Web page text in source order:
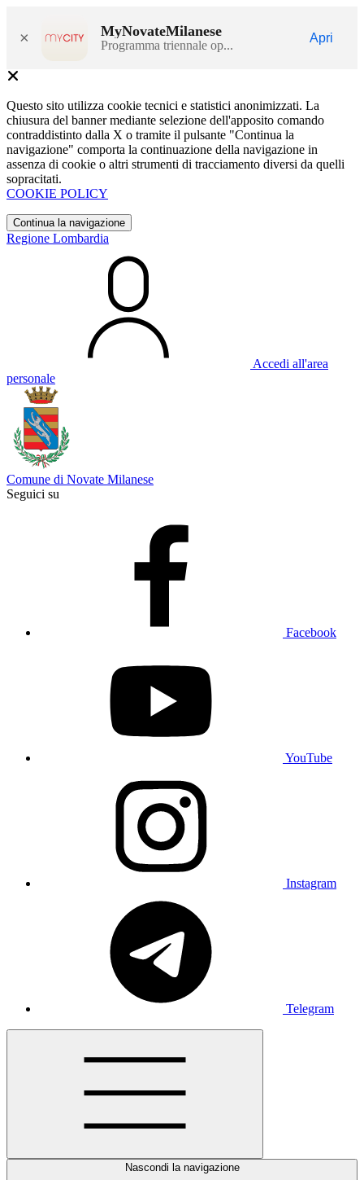
× MyNovateMilanese
Programma triennale op...
Apri
Questo sito utilizza cookie tecnici e statistici anonimizzati. La
chiusura del banner mediante selezione dell'apposito comando
contraddistinto dalla X o tramite il pulsante "Continua la
navigazione" comporta la continuazione della navigazione in
assenza di cookie o altri strumenti di tracciamento diversi da quelli
sopracitati.
COOKIE POLICY
Continua la navigazione
Regione Lombardia
Accedi all'area
personale
Comune di Novate Milanese
Seguici su
Facebook
YouTube
Instagram
Telegram
Nascondi la navigazione